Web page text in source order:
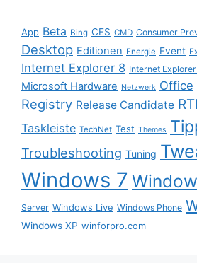
App Beta Bing CES CMD Consumer
Desktop Editionen Energie Event
Internet Explorer 8 Internet
Microsoft Hardware Netzwerk Office
Registry Release Candidate
Taskleiste TechNet Test Themes
Troubleshooting Tuning
Windows 7
Server Windows Live Windows Phone
Windows XP winforpro.com